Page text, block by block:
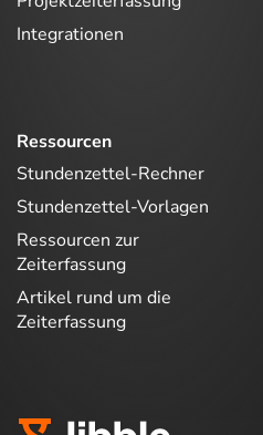
Integrationen
Ressourcen
Stundenzettel-Rechner
Stundenzettel-Vorlagen
Ressourcen zur
Zeiterfassung
Artikel rund um die
Zeiterfassung